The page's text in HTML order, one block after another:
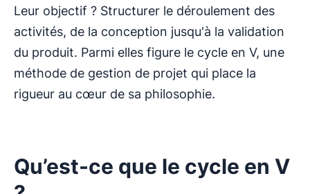
Leur objectif ? Structurer le déroulement des
activités, de la conception jusqu'à la validation
du produit. Parmi elles figure le cycle en V, une
méthode de gestion de projet qui place la
rigueur au cœur de sa philosophie.
Qu’est-ce que le cycle en V